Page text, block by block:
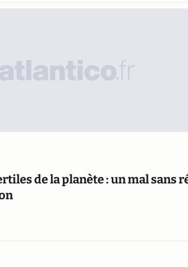
de la planète : un mal sans